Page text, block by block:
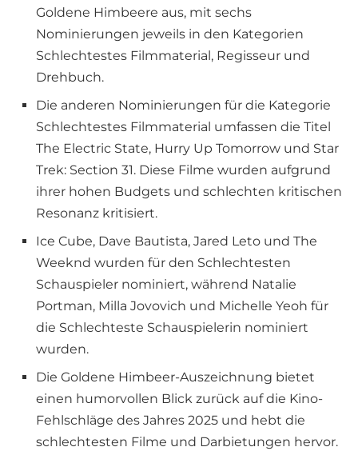
Goldene Himbeere aus, mit sechs
Nominierungen jeweils in den Kategorien
Schlechtestes Filmmaterial, Regisseur und
Drehbuch.
Die anderen Nominierungen für die Kategorie
Schlechtestes Filmmaterial umfassen die Titel
The Electric State, Hurry Up Tomorrow und Star
Trek: Section 31. Diese Filme wurden aufgrund
ihrer hohen Budgets und schlechten kritischen
Resonanz kritisiert.
Ice Cube, Dave Bautista, Jared Leto und The
Weeknd wurden für den Schlechtesten
Schauspieler nominiert, während Natalie
Portman, Milla Jovovich und Michelle Yeoh für
die Schlechteste Schauspielerin nominiert
wurden.
Die Goldene Himbeer-Auszeichnung bietet
einen humorvollen Blick zurück auf die Kino-
Fehlschläge des Jahres 2025 und hebt die
schlechtesten Filme und Darbietungen hervor.